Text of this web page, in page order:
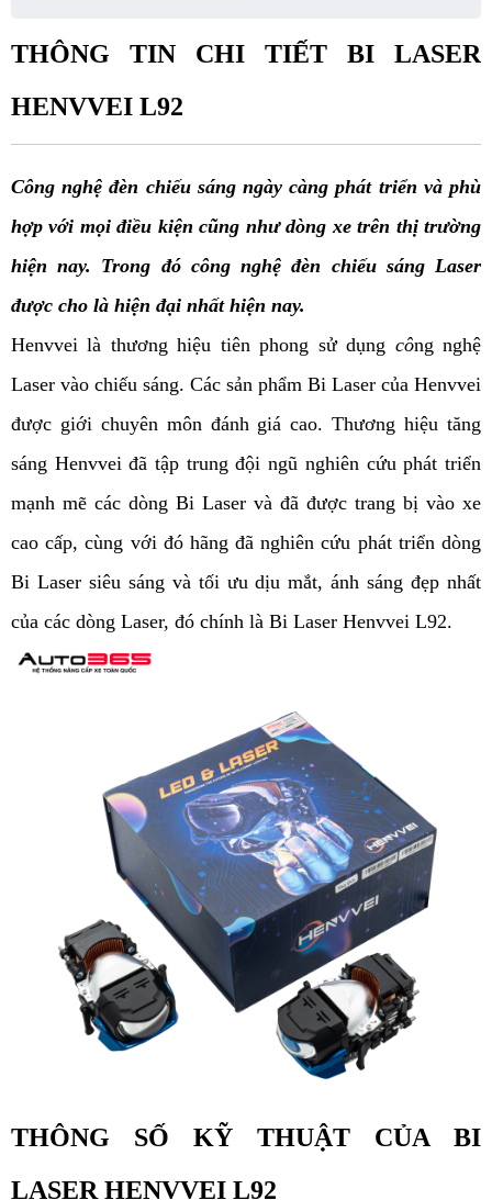
THÔNG TIN CHI TIẾT BI LASER
HENVVEI L92
Công nghệ đèn chiếu sáng ngày càng phát triển và phù
hợp với mọi điều kiện cũng như dòng xe trên thị trường
hiện nay. Trong đó công nghệ đèn chiếu sáng Laser
được cho là hiện đại nhất hiện nay.
Henvvei là thương hiệu tiên phong sử dụng công nghệ
Laser vào chiếu sáng. Các sản phẩm Bi Laser của Henvvei
được giới chuyên môn đánh giá cao. Thương hiệu tăng
sáng Henvvei đã tập trung đội ngũ nghiên cứu phát triển
mạnh mẽ các dòng Bi Laser và đã được trang bị vào xe
cao cấp, cùng với đó hãng đã nghiên cứu phát triển dòng
Bi Laser siêu sáng và tối ưu dịu mắt, ánh sáng đẹp nhất
của các dòng Laser, đó chính là Bi Laser Henvvei L92.
THÔNG SỐ KỸ THUẬT CỦA BI
LASER HENVVEI L92